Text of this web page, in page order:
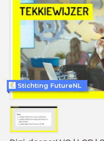
Stichting FutureNL